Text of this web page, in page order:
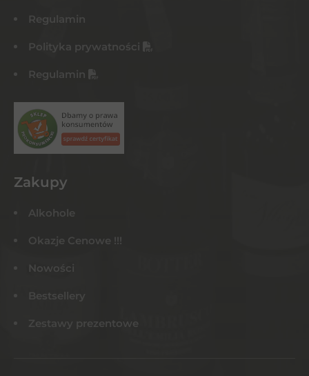
Regulamin
Polityka prywatności
Regulamin
Zakupy
Alkohole
Okazje Cenowe !!!
Nowości
Bestsellery
Zestawy prezentowe